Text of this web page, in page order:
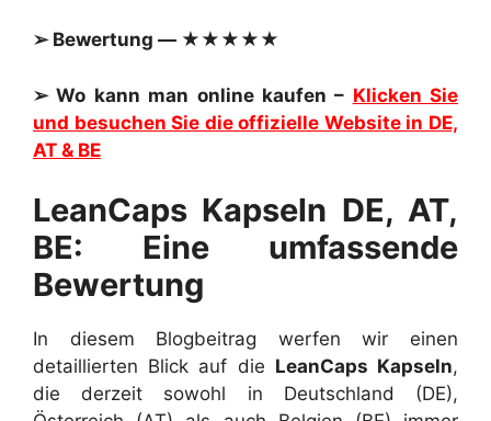
➢ Bewertung — ★★★★★
➢ Wo kann man online kaufen – Klicken Sie
und besuchen Sie die offizielle Website in DE,
AT & BE
LeanCaps Kapseln DE, AT,
BE: Eine umfassende
Bewertung
In diesem Blogbeitrag werfen wir einen
detaillierten Blick auf die LeanCaps Kapseln,
die derzeit sowohl in Deutschland (DE),